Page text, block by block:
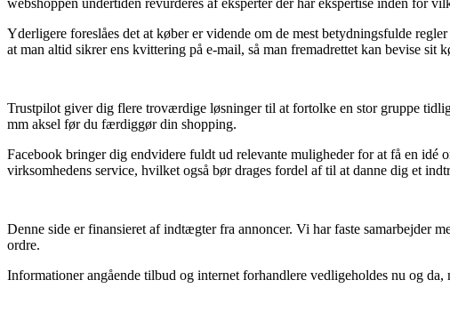
Yderligere foreslåes det at køber er vidende om de mest betydningsfulde
at man altid sikrer ens kvittering på e-mail, så man fremadrettet kan bevise
Trustpilot giver dig flere troværdige løsninger til at fortolke en stor gruppe
mm aksel før du færdiggør din shopping.
Facebook bringer dig endvidere fuldt ud relevante muligheder for at få en
virksomhedens service, hvilket også bør drages fordel af til at danne dig et
Denne side er finansieret af indtægter fra annoncer. Vi har faste samarbejder
ordre.
Informationer angående tilbud og internet forhandlere vedligeholdes nu og